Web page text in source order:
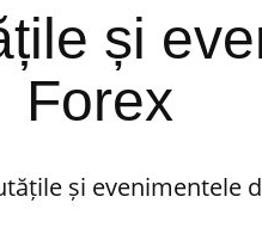
și
Forex
și evenimentele